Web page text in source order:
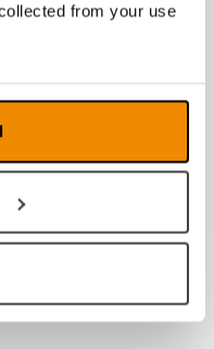
from your use
og